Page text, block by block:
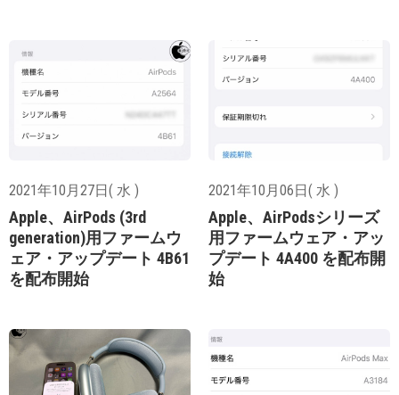
2021年10月27日( 水 )
Apple、AirPods (3rd
generation)用ファームウ
ェア・アップデート 4B61
を配布開始
2021年10月06日( 水 )
Apple、AirPodsシリーズ
用ファームウェア・アッ
プデート 4A400 を配布開
始